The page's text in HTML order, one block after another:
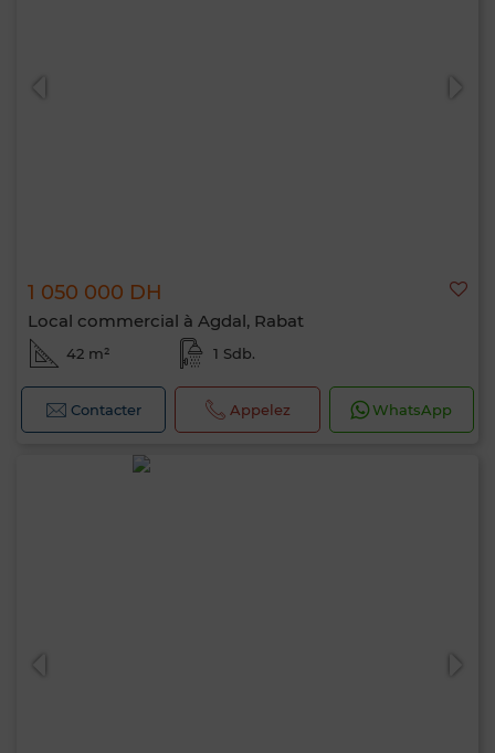
1 050 000 DH
Local commercial à Agdal, Rabat
42 m² 1 Sdb.
Contacter Appelez WhatsApp